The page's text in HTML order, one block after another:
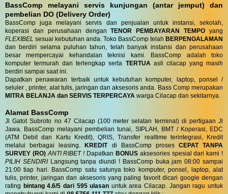
BassComp melayani servis kunjungan (antar jemput) dan
pembelian DO (Delivery Order)
BassComp juga melayani servis dan penjualan untuk instansi, sekolah,
koperasi dan perusahaan denganTENOR PEMBAYARAN TEMPO yang
FLEXIBEL sesuai kebutuhan anda. Toko BassComp telah BERPENGALAMAN
dan berdiri selama puluhan tahun, telah banyak instansi dan perusahaan
besar mempercayai kehandalan teknisi kami. BassComp adalah toko
komputer termurah dan terlengkap serta TERTUA asli cilacap yang masih
berdiri sampai saat ini.
Dapatkan penawaran terbaik untuk kebutuhan komputer, laptop, ponsel /
seluler , printer, alat tulis, jaringan dan aksesoris anda. Bass Comp merupakan
MITRA BELANJA dan SERVIS TERPERCAYA warga Cilacap dan sekitarnya.
Alamat BassComp
Jl Gatot Subroto no 47 Cilacap (100 meter selatan terminal) di pertigaan Jl
Jawa. BassComp melayani pembelian tunai, SIPLAH, BMT / Koperasi, EDC
(ATM Debit dan Kartu Kredit), QRIS, Transfer realtime terintegrasi, Kredit
melalui berbagai leasing.KREDITdi BassComp proses CEPAT TANPA
SURVEY (RO) ANTI RIBET !Dapatkan BONUSaksesories spesial dari kami !
PILIH SENDIRILangsung tanpa diundi ! BassComp buka jam 08:00 sampai
21:00 tiap hari. BassComp satu satunya toko komputer, ponsel, laptop, alat
tulis, printer, jaringan dan aksesoris yang paling favorit dicari google dengan
rating bintang 4.6/5 dari 595 ulasan untuk area Cilacap. Jangan ragu untuk